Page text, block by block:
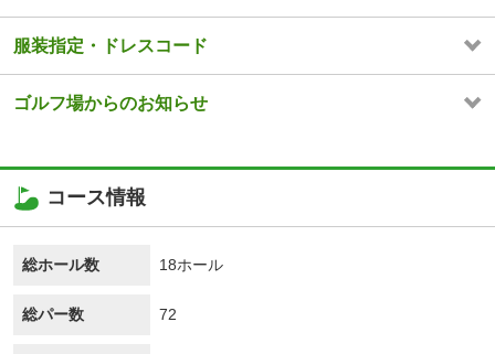
服装指定・ドレスコード
ゴルフ場からのお知らせ
コース情報
総ホール数 18ホール
総パー数 72